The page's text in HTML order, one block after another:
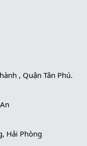
, Quận Tân Phú.
Hải Phòng